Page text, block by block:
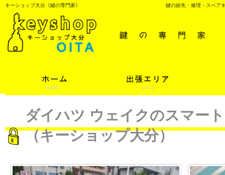
キーショップ大分《鍵の専門家》 鍵の紛失・修理・スペア
ダイハツ ウェイクのスマー
（キーショップ大分）